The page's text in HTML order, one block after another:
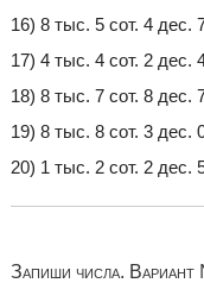
16) 8 тыс. 5 сот. 4
17) 4 тыс. 4 сот. 2
18) 8 тыс. 7 сот. 8
19) 8 тыс. 8 сот. 3
20) 1 тыс. 2 сот. 2
Запиши числа.